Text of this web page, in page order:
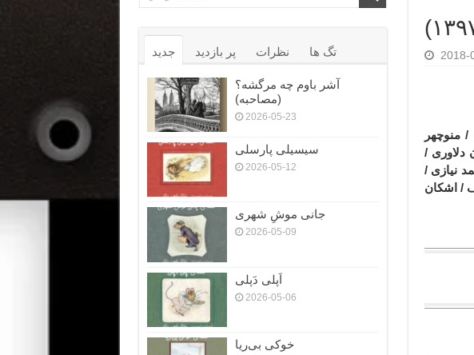
2018-
منوچهر
دلاوری /
نیازی /
/ اشکان
جدید پر بازدید نظرات تگ ها
آشر باوم چه مرگشه؟
(مصاحبه)
2026-05-23
سیسیلی پارسلی
2026-05-12
جانی موشِ شهری
2026-05-09
اَپلی دَپلی
2026-05-06
خوکی بی‌ریا